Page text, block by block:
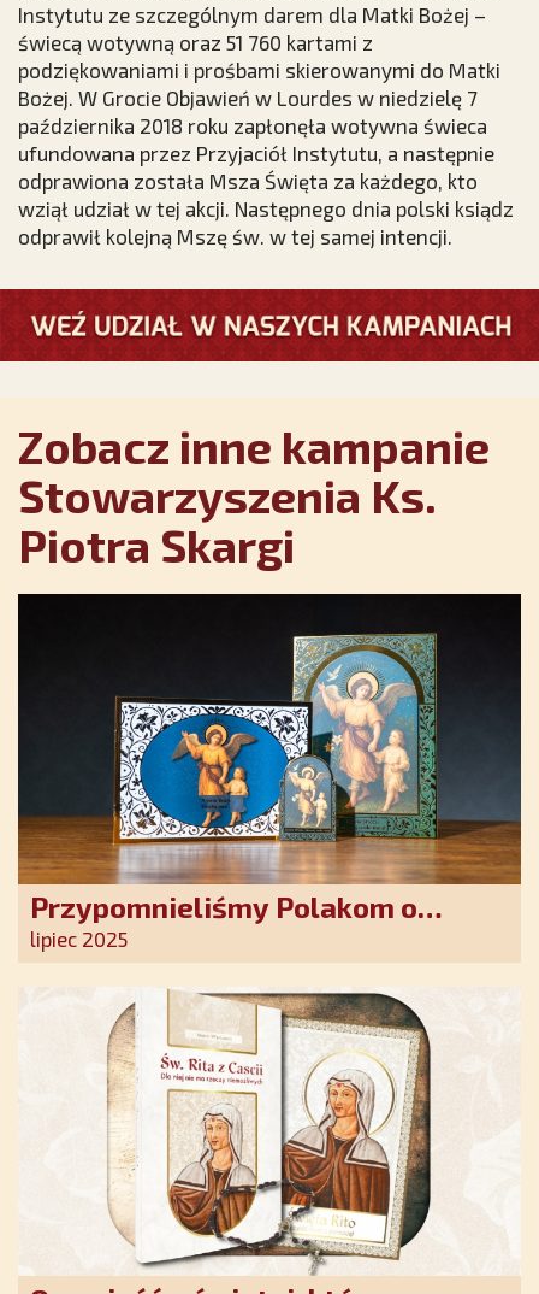
Instytutu ze szczególnym darem dla Matki Bożej –
świecą wotywną oraz 51 760 kartami z
podziękowaniami i prośbami skierowanymi do Matki
Bożej. W Grocie Objawień w Lourdes w niedzielę 7
października 2018 roku zapłonęła wotywna świeca
ufundowana przez Przyjaciół Instytutu, a następnie
odprawiona została Msza Święta za każdego, kto
wziął udział w tej akcji. Następnego dnia polski ksiądz
odprawił kolejną Mszę św. w tej samej intencji.
Zobacz inne kampanie
Stowarzyszenia Ks.
Piotra Skargi
Przypomnieliśmy Polakom o
obecności Anioła Stróża!
lipiec 2025